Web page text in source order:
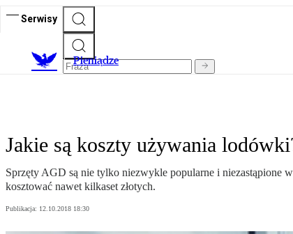
Serwisy
Pieniądze
Jakie są koszty używania
Sprzęty AGD są nie tylko niezwykle popularne i niezastąpione
kosztować nawet kilkaset złotych.
Publikacja: 12.10.2018 18:30